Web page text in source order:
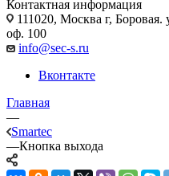
Контактная информация
111020, Москва г,
оф. 100
info@sec-s.ru
Вконтакте
Главная
—
Smartec
—Кнопка выхода